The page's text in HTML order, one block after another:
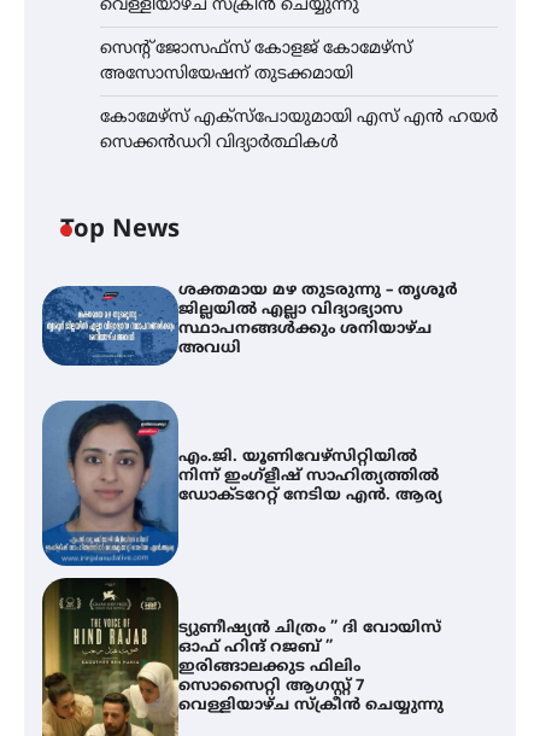
വെള്ളിയാഴ്ച സ്‌ക്രീൻ ചെയ്യുന്നു
സെന്റ് ജോസഫ്സ് കോളജ് കോമേഴ്‌സ്
അസോസിയേഷന് തുടക്കമായി
കോമേഴ്സ് എക്സ്പോയുമായി എസ് എൻ ഹയർ
സെക്കൻഡറി വിദ്യാർത്ഥികൾ
Top News
ശക്തമായ മഴ തുടരുന്നു – തൃശൂർ
ജില്ലയിൽ എല്ലാ വിദ്യാഭ്യാസ
സ്ഥാപനങ്ങൾക്കും ശനിയാഴ്ച
അവധി
എം.ജി. യൂണിവേഴ്‌സിറ്റിയിൽ
നിന്ന് ഇംഗ്ളീഷ് സാഹിത്യത്തിൽ
ഡോക്ടറേറ്റ് നേടിയ എൻ. ആര്യ
ട്യുണീഷ്യൻ ചിത്രം ” ദി വോയിസ്
ഓഫ് ഹിന്ദ് റജബ് ”
ഇരിങ്ങാലക്കുട ഫിലിം
സൊസൈറ്റി ആഗസ്റ്റ് 7
വെള്ളിയാഴ്ച സ്‌ക്രീൻ ചെയ്യുന്നു